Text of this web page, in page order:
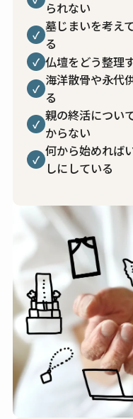
られない
✓
墓じまいを考え
る
✓ 仏壇をどう整理
✓
海洋散骨や永代
る
✓
親の終活につい
からない
✓
何から始めれば
しにしている